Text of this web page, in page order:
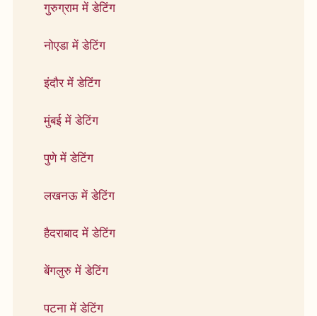
गुरुग्राम में डेटिंग
नोएडा में डेटिंग
इंदौर में डेटिंग
मुंबई में डेटिंग
पुणे में डेटिंग
लखनऊ में डेटिंग
हैदराबाद में डेटिंग
बेंगलुरु में डेटिंग
पटना में डेटिंग